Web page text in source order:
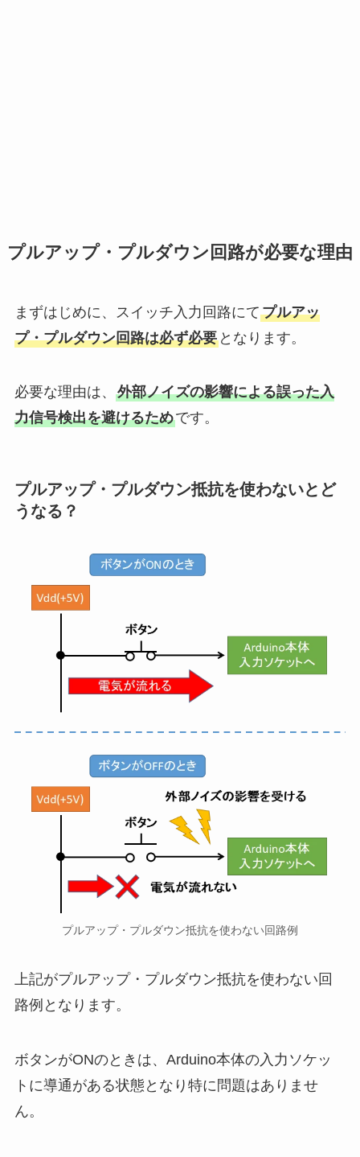
プルアップ・プルダウン回路が必要な理由
まずはじめに、スイッチ入力回路にてプルアッ
プ・プルダウン回路は必ず必要となります。
必要な理由は、 外部ノイズの影響による誤った入
力信号検出を避けるためです。
プルアップ・プルダウン抵抗を使わないとど
うなる？
プルアップ・プルダウン抵抗を使わない回路例
上記がプルアップ・プルダウン抵抗を使わない回
路例となります。
ボタンがONのときは、Arduino本体の入力ソケッ
トに導通がある状態となり特に問題はありませ
ん。